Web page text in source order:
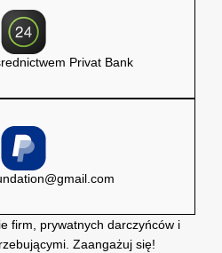
Privat Bank
firm, prywatnych darczyńców i
Zaangażuj się!